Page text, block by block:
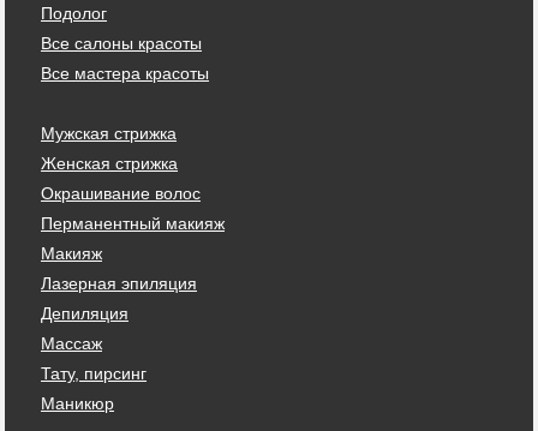
Подолог
Все салоны красоты
Все мастера красоты
Мужская стрижка
Женская стрижка
Окрашивание волос
Перманентный макияж
Макияж
Лазерная эпиляция
Депиляция
Массаж
Тату, пирсинг
Маникюр